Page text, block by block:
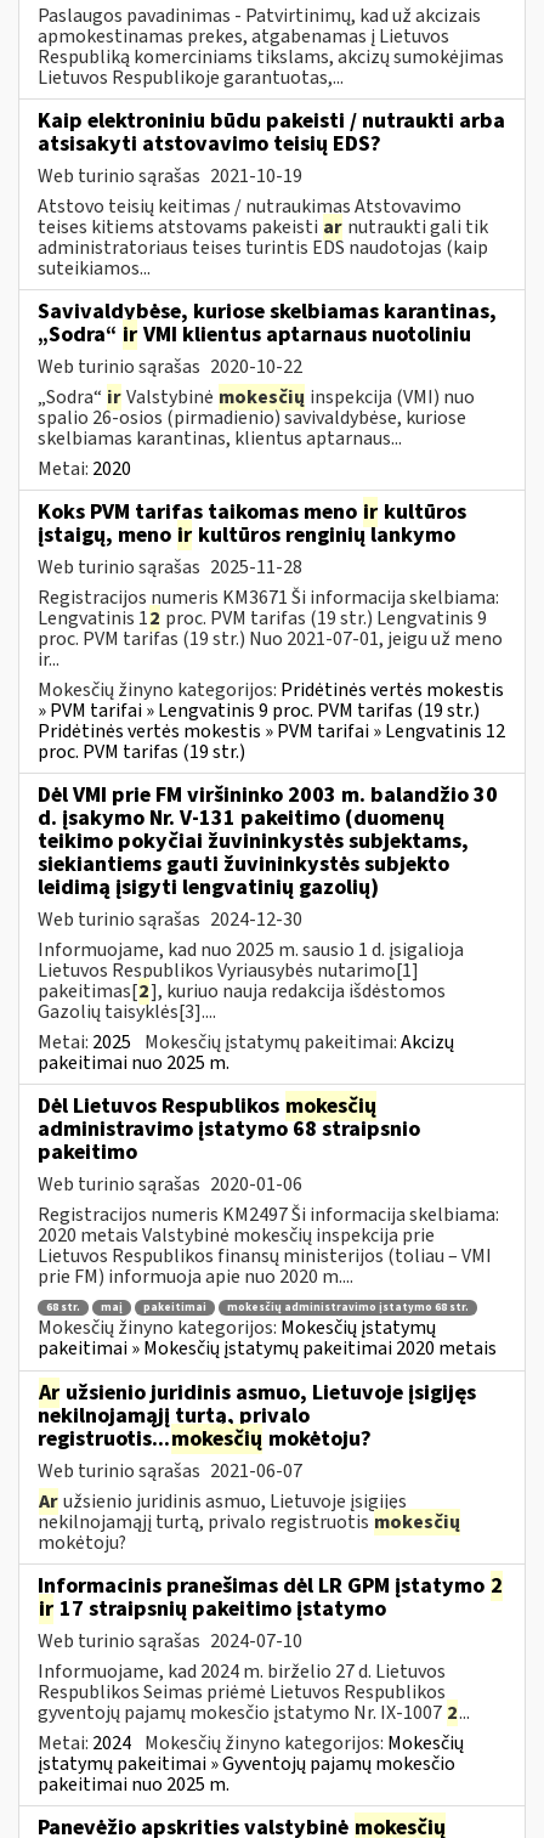
Paslaugos pavadinimas - Patvirtinimų, kad už akcizais
apmokestinamas prekes, atgabenamas į Lietuvos
Respubliką komerciniams tikslams, akcizų sumokėjimas
Lietuvos Respublikoje garantuotas,...
Kaip elektroniniu būdu pakeisti / nutraukti arba
atsisakyti atstovavimo teisių EDS?
Web turinio sąrašas 2021-10-19
Atstovo teisių keitimas / nutraukimas Atstovavimo
teises kitiems atstovams pakeisti ar nutraukti gali tik
administratoriaus teises turintis EDS naudotojas (kaip
suteikiamos...
Savivaldybėse, kuriose skelbiamas karantinas,
„Sodra“ ir VMI klientus aptarnaus nuotoliniu
Web turinio sąrašas 2020-10-22
„Sodra“ irValstybinė mokesčių inspekcija (VMI) nuo
spalio 26-osios (pirmadienio) savivaldybėse, kuriose
skelbiamas karantinas, klientus aptarnaus...
Metai: 2020
Koks PVM tarifas taikomas meno ir kultūros
įstaigų, meno ir kultūros renginių lankymo
Web turinio sąrašas 2025-11-28
Registracijos numeris KM3671 Ši informacija skelbiama:
Lengvatinis 12 proc. PVM tarifas (19 str.) Lengvatinis 9
proc. PVM tarifas (19 str.) Nuo 2021-07-01, jeigu už meno
ir...
Mokesčių žinyno kategorijos: Pridėtinės vertės mokestis
» PVM tarifai » Lengvatinis 9 proc. PVM tarifas (19 str.)
Pridėtinės vertės mokestis » PVM tarifai » Lengvatinis 12
proc. PVM tarifas (19 str.)
Dėl VMI prie FM viršininko 2003 m. balandžio 30
d. įsakymo Nr. V-131 pakeitimo (duomenų
teikimo pokyčiai žuvininkystės subjektams,
siekiantiems gauti žuvininkystės subjekto
leidimą įsigyti lengvatinių gazolių)
Web turinio sąrašas 2024-12-30
Informuojame, kad nuo 2025 m. sausio 1 d. įsigalioja
Lietuvos Respublikos Vyriausybės nutarimo[1]
pakeitimas[2], kuriuo nauja redakcija išdėstomos
Gazolių taisyklės[3]....
Metai: 2025 Mokesčių įstatymų pakeitimai:Akcizų
pakeitimai nuo 2025 m.
Dėl Lietuvos Respublikos mokesčių
administravimo įstatymo 68 straipsnio
pakeitimo
Web turinio sąrašas 2020-01-06
Registracijos numeris KM2497 Ši informacija skelbiama:
2020 metais Valstybinė mokesčių inspekcija prie
Lietuvos Respublikos finansų ministerijos (toliau – VMI
prie FM) informuoja apie nuo 2020 m....
68 str. maį pakeitimai mokesčių administravimo įstatymo 68 str.
Mokesčių žinyno kategorijos: Mokesčių įstatymų
pakeitimai » Mokesčių įstatymų pakeitimai 2020 metais
Ar užsienio juridinis asmuo, Lietuvoje įsigijęs
nekilnojamąjį turtą, privalo
registruotis...mokesčių mokėtoju?
Web turinio sąrašas 2021-06-07
Aružsienio juridinis asmuo, Lietuvoje įsigijęs
nekilnojamąjį turtą, privalo registruotis mokesčių
mokėtoju?
Informacinis pranešimas dėl LR GPM įstatymo 2
ir 17 straipsnių pakeitimo įstatymo
Web turinio sąrašas 2024-07-10
Informuojame, kad 2024 m. birželio 27 d. Lietuvos
Respublikos Seimas priėmė Lietuvos Respublikos
gyventojų pajamų mokesčio įstatymo Nr. IX-1007 2...
Metai: 2024 Mokesčių žinyno kategorijos: Mokesčių
įstatymų pakeitimai » Gyventojų pajamų mokesčio
pakeitimai nuo 2025 m.
Panevėžio apskrities valstybinė mokesčių